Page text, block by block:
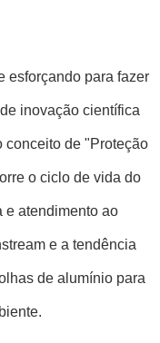
esforçando para fazer
inovação científica
conceito de "Proteção
o ciclo de vida do
e atendimento ao
e a tendência
de alumínio para